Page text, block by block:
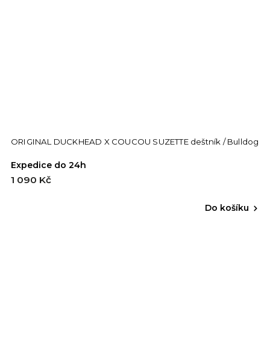
ORIGINAL DUCKHEAD X COUCOU SUZETTE deštník / Bulldog
Expedice do 24h
1 090 Kč
Do košíku